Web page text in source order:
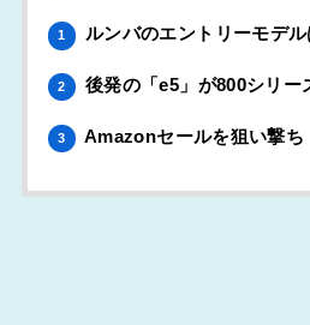
1 ルンバのエントリーモデル
2 後発の「e5」が800シリー
3 Amazonセールを狙い撃ち